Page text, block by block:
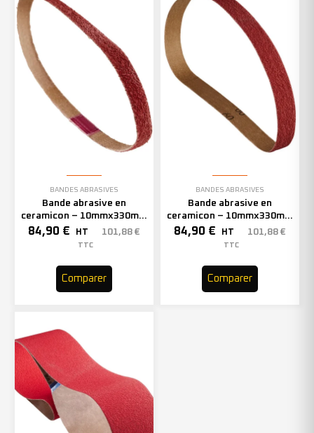
BANDES ABRASIVES
Bande abrasive en
ceramicon – 10mmx330mm
– Grain 60 – 333002 (x50)
84,90 € HT 101,88 €
TTC
Comparer
BANDES ABRASIVES
Bande abrasive en
ceramicon – 10mmx330mm
– Grain 80 – 333003 (x50)
84,90 € HT 101,88 €
TTC
Comparer